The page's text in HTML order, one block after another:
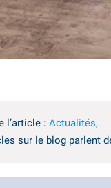
l’article : Actualités,
sur le blog parlent